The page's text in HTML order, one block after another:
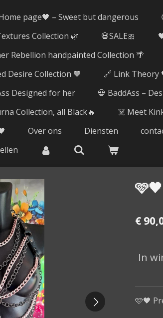
page🖤 – Sweet but dangerous
Collection 🌿
💀SALE🎀
Rebellion handpainted Collection 🌴
Desire Collection 🤎
🔗 Link Theory
Designed for her
💀 BaddAss –
Collection, all Black🔥
☠️ Meet
Over ons Diensten
€
In
🩷🖤